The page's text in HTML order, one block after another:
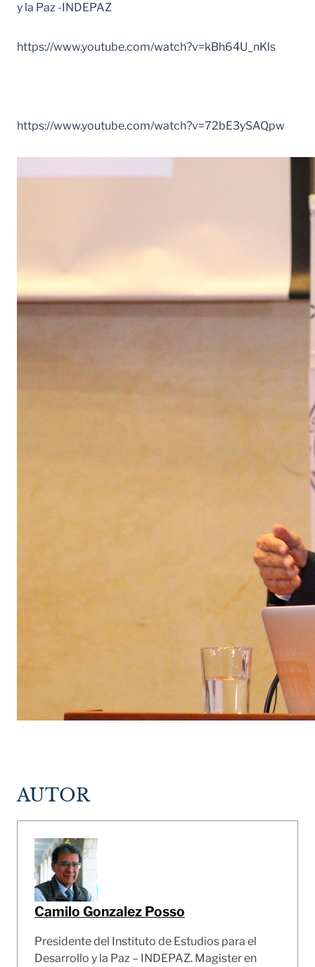
y la Paz -INDEPAZ
https://www.youtube.com/watch?v=kBh64U_nKls
https://www.youtube.com/watch?v=72bE3ySAQpw
AUTOR
Camilo Gonzalez Posso
Presidente del Instituto de Estudios para el
Desarrollo y la Paz – INDEPAZ. Magister en